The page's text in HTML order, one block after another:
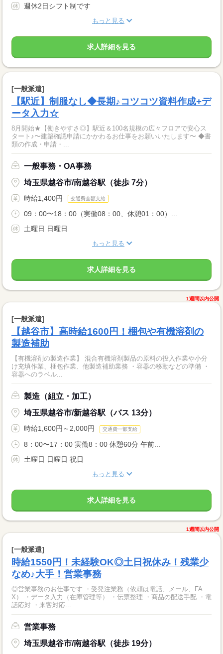
週休2日シフト制です
もっと見る
求人詳細を見る
[一般派遣]
【駅近】制服なし◆長期♪コツコツ資料作成+デ
ータ入力☆
8月開始★【働きやすさ◎】駅近＆100名規模の広々フロアで安心ス
タート♪〜建築確認申請にかかわるお仕事をお願いいたします〜 ◆書
類の作成・申請・...
一般事務・OA事務
埼玉県越谷市/南越谷駅（徒歩 7分）
時給1,400円 交通費全額支給
09：00〜18：00（実働08：00、休憩01：00）...
土曜日 日曜日
もっと見る
求人詳細を見る
1週間以内公開
[一般派遣]
【越谷市】高時給1600円！梱包や有機溶剤の
製造補助
【有機溶剤の製造作業】 混合有機溶剤製品の原料の投入作業や小分
け充填作業、梱包作業、他製造補助業務 ・容器の移動などの準備 ・
容器へのラベル...
製造（組立・加工）
埼玉県越谷市/新越谷駅（バス 13分）
時給1,600円～2,000円 交通費一部支給
8：00〜17：00 実働8：00 休憩60分 午前...
土曜日 日曜日 祝日
もっと見る
求人詳細を見る
1週間以内公開
[一般派遣]
時給1550円！未経験OK◎土日祝休み！残業少
なめ♪大手！営業事務
◎営業事務のお仕事です ・受発注業務（依頼は電話、メール、FA
X） ・データ入力（在庫管理等） ・伝票整理 ・商品の配送手配 ・電
話応対 ・来客対応...
営業事務
埼玉県越谷市/南越谷駅（徒歩 19分）